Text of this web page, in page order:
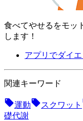
食べてやせるをモッ
します！
アプリでダイエ
関連キーワード
運動 スクワット
礎代謝